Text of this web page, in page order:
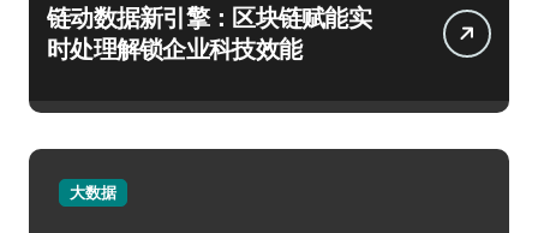
链动数据新引擎：区块链赋能实
时处理解锁企业科技效能
大数据